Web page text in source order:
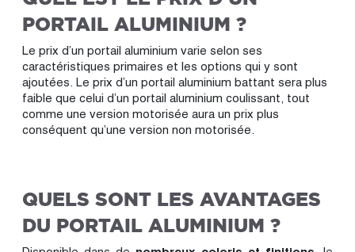
PORTAIL ALUMINIUM ?
Le prix d’un portail aluminium varie selon ses
caractéristiques primaires et les options qui y sont
ajoutées. Le prix d’un portail aluminium battant sera plus
faible que celui d’un portail aluminium coulissant, tout
comme une version motorisée aura un prix plus
conséquent qu’une version non motorisée.
QUELS SONT LES AVANTAGES
DU PORTAIL ALUMINIUM ?